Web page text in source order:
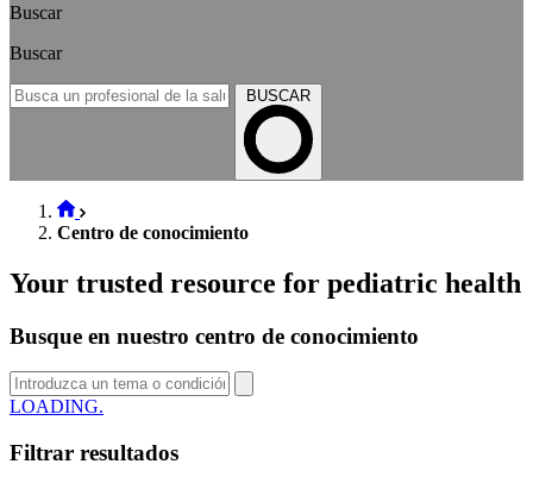
Buscar
Buscar
BUSCAR
Centro de conocimiento
Your trusted resource for pediatric health
Busque en nuestro centro de conocimiento
SEARCH
Filtrar resultados